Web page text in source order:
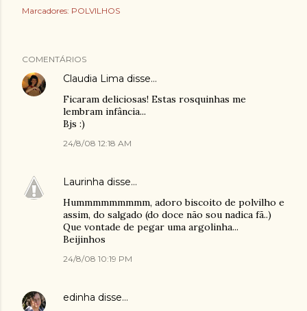
Marcadores: POLVILHOS
COMENTÁRIOS
Claudia Lima disse…
Ficaram deliciosas! Estas rosquinhas me
lembram infância...
Bjs :)
24/8/08 12:18 AM
Laurinha disse…
Hummmmmmmmm, adoro biscoito de polvilho e
assim, do salgado (do doce não sou nadica fã..)
Que vontade de pegar uma argolinha...
Beijinhos
24/8/08 10:19 PM
edinha disse…